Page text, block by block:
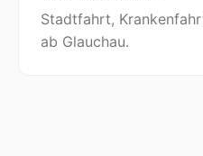
Stadtfahrt,
ab Glauchau.